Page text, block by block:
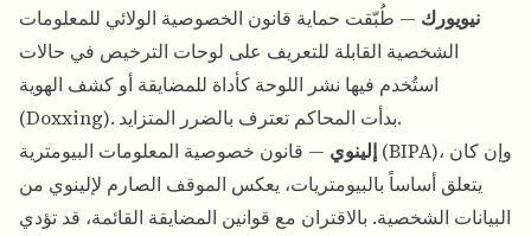
نيويورك — طُبّقت حماية قانون الخصوصية الولائي للمعلومات
الشخصية القابلة للتعريف على لوحات الترخيص في حالات
استُخدم فيها نشر اللوحة كأداة للمضايقة أو كشف الهوية
(Doxxing). بدأت المحاكم تعترف بالضرر المتزايد.
إلينوي — قانون خصوصية المعلومات البيومترية (BIPA)، وإن كان
يتعلق أساساً بالبيومتريات، يعكس الموقف الصارم لإلينوي من
البيانات الشخصية. بالاقتران مع قوانين المضايقة القائمة، قد تؤدي